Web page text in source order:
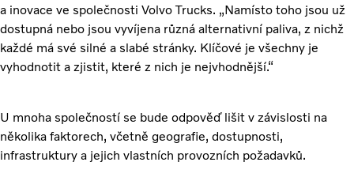
a inovace ve společnosti Volvo Trucks. „Namísto toho jsou už
dostupná nebo jsou vyvíjena různá alternativní paliva, z nichž
každé má své silné a slabé stránky. Klíčové je všechny je
vyhodnotit a zjistit, které z nich je nejvhodnější.“
U mnoha společností se bude odpověď lišit v závislosti na
několika faktorech, včetně geografie, dostupnosti,
infrastruktury a jejich vlastních provozních požadavků.